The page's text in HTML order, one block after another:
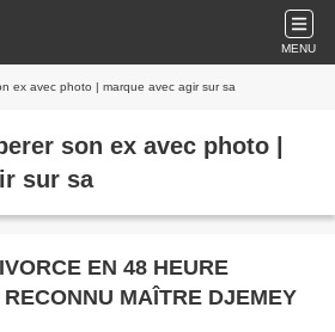
MENU
ex avec photo | marque avec agir sur sa
son ex avec photo |
sur sa
EN 48 HEURE
MAÎTRE DJEMEY